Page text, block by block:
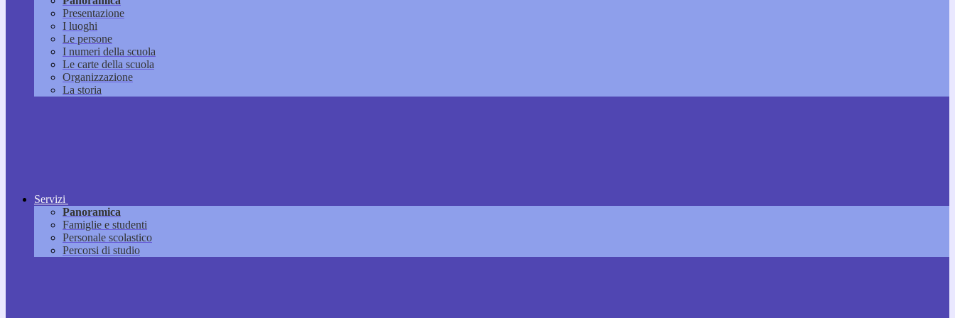
Presentazione
I luoghi
Le persone
I numeri della scuola
Le carte della scuola
Organizzazione
La storia
Servizi
Panoramica
Famiglie e studenti
Personale scolastico
Percorsi di studio